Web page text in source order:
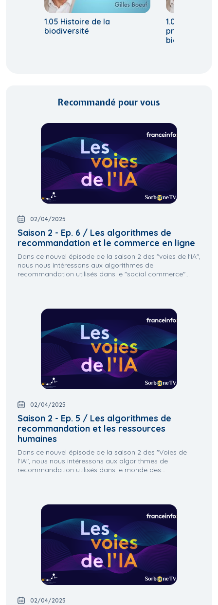
1.05 Histoire de la
biodiversité
1.07
préoccuper
biodiversité?
Recommandé pour vous
02/04/2025
Saison 2 - Ep. 6 / Les algorithmes de
recommandation et le commerce en ligne
Dans ce nouvel épisode de la saison 2 des "voies de l'IA",
nous nous intéressons aux algorithmes de
recommandation utilisés dans le "social commerce"...
02/04/2025
Saison 2 - Ep. 5 / Les algorithmes de
recommandation et les ressources
humaines
Dans ce nouvel épisode de la saison 2 des "Voies de
l'IA", nous nous intéressons aux algorithmes de
recommandation utilisés dans le monde des...
02/04/2025